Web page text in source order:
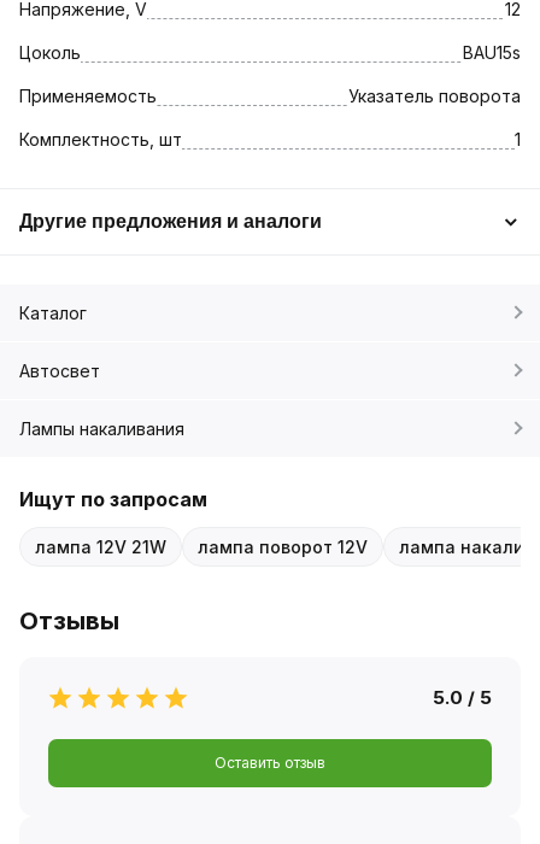
Напряжение, V 12
Цоколь BAU15s
Применяемость Указатель поворота
Комплектность, шт 1
Другие предложения и аналоги
Каталог
Автосвет
Лампы накаливания
Ищут по запросам
лампа 12V 21W лампа поворот 12V лампа
Отзывы
5.0 / 5
Оставить отзыв